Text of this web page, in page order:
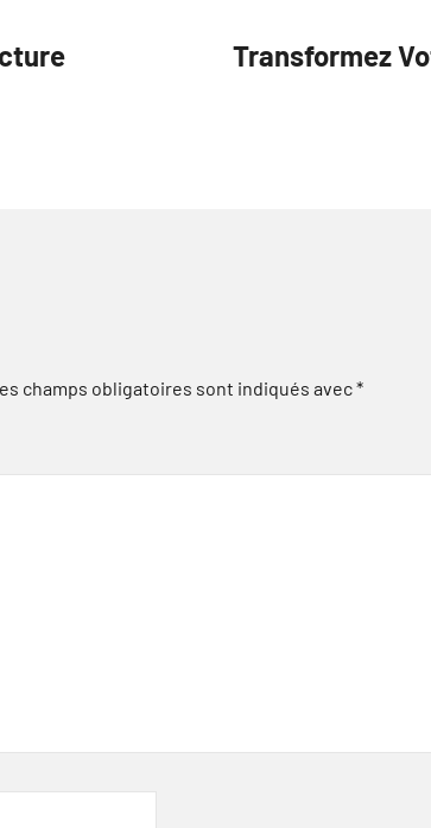
Transformez
champs obligatoires sont indiqués avec*